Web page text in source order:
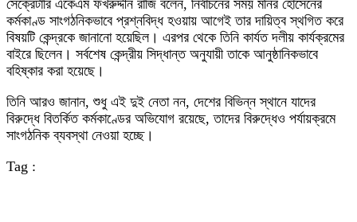
সেক্রেটারি একেএম ফখরুদ্দীন রাজি বলেন, নির্বাচনের সময় মনির হোসেনের
কর্মকাণ্ড সাংগঠনিকভাবে প্রশ্নবিদ্ধ হওয়ায় আগেই তার দায়িত্ব স্থগিত করে
বিষয়টি কেন্দ্রকে জানানো হয়েছিল। এরপর থেকে তিনি কার্যত দলীয় কার্যক্রমের
বাইরে ছিলেন। সর্বশেষ কেন্দ্রীয় সিদ্ধান্ত অনুযায়ী তাকে আনুষ্ঠানিকভাবে
বহিষ্কার করা হয়েছে।
তিনি আরও জানান, শুধু এই দুই নেতা নন, দেশের বিভিন্ন স্থানে যাদের
বিরুদ্ধে বিতর্কিত কর্মকাণ্ডের অভিযোগ রয়েছে, তাদের বিরুদ্ধেও পর্যায়ক্রমে
সাংগঠনিক ব্যবস্থা নেওয়া হচ্ছে।
Tag :